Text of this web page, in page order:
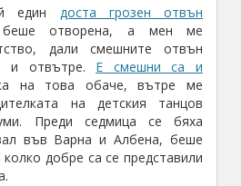
един доста грозен отвън
отворена, а мен ме
дали смешните отвън
и отвътре. Е смешни са и
на това обаче, вътре ме
на детския танцов
Преди седмица се бяха
във Варна и Албена, беше
добре са се представили